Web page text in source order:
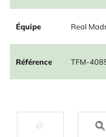
Équipe Real
Référence TFM-